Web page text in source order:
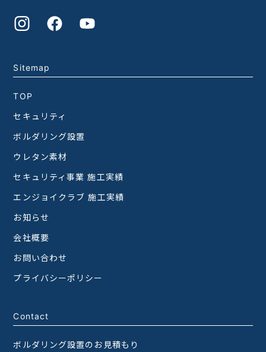
Sitemap
TOP
セキュリティ
ボルダリング設置
ウレタン素材
セキュリティ事業 施工実績
エンジョイクラブ 施工実績
お知らせ
会社概要
お問い合わせ
プライバシーポリシー
Contact
ボルダリング設置のお見積もり